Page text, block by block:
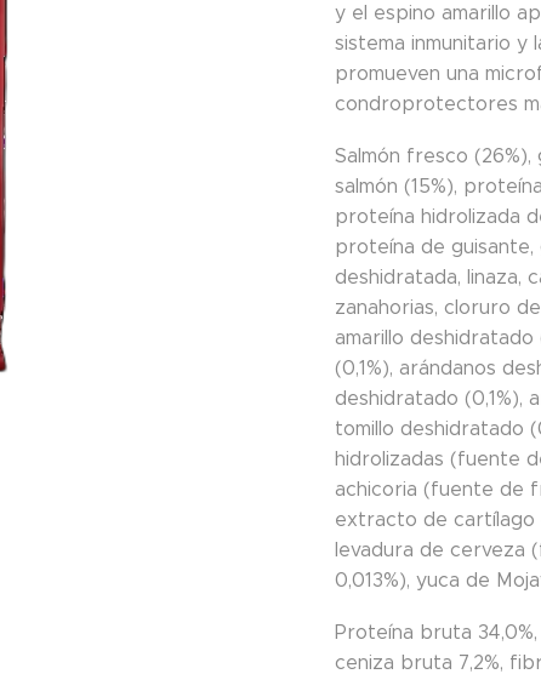
y el espino amarillo
sistema inmunitario y
promueven una
condroprotectores
Salmón fresco
salmón (15%),
proteína hidrolizada
proteína de guisante,
deshidratada, linaza,
zanahorias, cloruro
amarillo
(0,1%), arándanos
deshidratado (0,1%),
tomillo deshidratado
hidrolizadas (fuente
achicoria (fuente de
extracto de cartílago
levadura de cerveza
0,013%), yuca de
Proteína bruta 34,0%,
ceniza bruta 7,2%,